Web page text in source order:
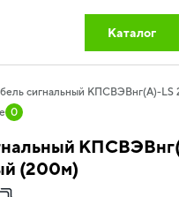
Каталог
продукция
для охранных систем
0
(200м)